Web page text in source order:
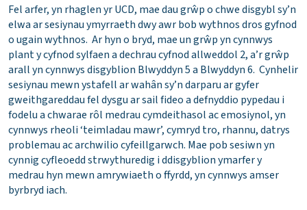
Fel arfer, yn rhaglen yr UCD, mae dau grŵp o chwe disgybl sy’n
elwa ar sesiynau ymyrraeth dwy awr bob wythnos dros gyfnod
o ugain wythnos. Ar hyn o bryd, mae un grŵp yn cynnwys
plant y cyfnod sylfaen a dechrau cyfnod allweddol 2, a’r grŵp
arall yn cynnwys disgyblion Blwyddyn 5 a Blwyddyn 6. Cynhelir
sesiynau mewn ystafell ar wahân sy’n darparu ar gyfer
gweithgareddau fel dysgu ar sail fideo a defnyddio pypedau i
fodelu a chwarae rôl medrau cymdeithasol ac emosiynol, yn
cynnwys rheoli ‘teimladau mawr’, cymryd tro, rhannu, datrys
problemau ac archwilio cyfeillgarwch. Mae pob sesiwn yn
cynnig cyfleoedd strwythuredig i ddisgyblion ymarfer y
medrau hyn mewn amrywiaeth o ffyrdd, yn cynnwys amser
byrbryd iach.